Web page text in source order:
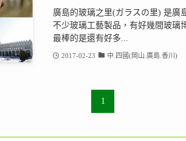
廣島的玻璃之里(ガラスの里) 是廣
不少玻璃工藝製品，有好幾間玻璃
最棒的是還有好多...
2017-02-23 中.四國(岡山.廣島.香川)
1